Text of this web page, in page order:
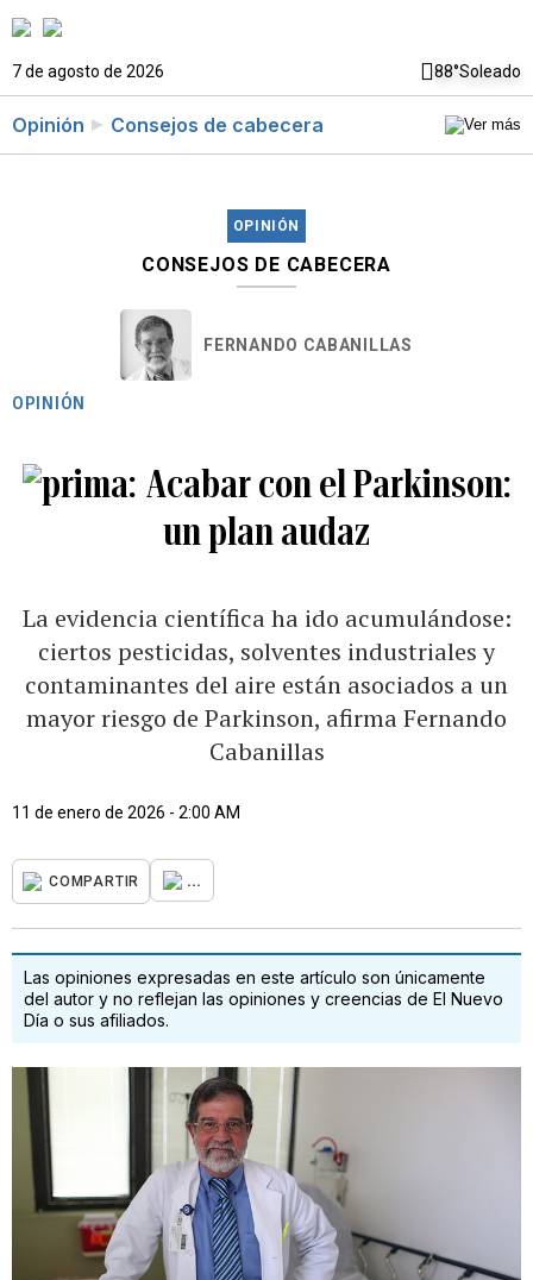
7 de agosto de 2026 88°Soleado
Opinión Consejos de cabecera
OPINIÓN
CONSEJOS DE CABECERA
FERNANDO CABANILLAS
OPINIÓN
Acabar con el Parkinson:
un plan audaz
La evidencia científica ha ido acumulándose:
ciertos pesticidas, solventes industriales y
contaminantes del aire están asociados a un
mayor riesgo de Parkinson, afirma Fernando
Cabanillas
11 de enero de 2026 - 2:00 AM
COMPARTIR ...
Las opiniones expresadas en este artículo son únicamente
del autor y no reflejan las opiniones y creencias de El Nuevo
Día o sus afiliados.